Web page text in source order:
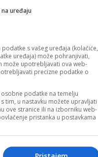
neko zbog njegove
izbor ne može da
u kome živimo',
na Twitt...
jahanja i ovaj najnoviji
toliko…', napisala je
'9. JANUAR'
kraju tunela...
uređaju
s vašeg uređaja (kolačiće,
uređaja) može pohranjivati,
može upotrebljavati ova web-
precizne podatke o
podatke na temelju
tim, u nastavku možete upravljati
ove stranice ili na izborniku web-
pristanka u postavkama